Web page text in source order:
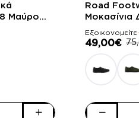
Μαύρο
-35%
Road
Μοκασίνια
Εξοικονομείτε
49,00€